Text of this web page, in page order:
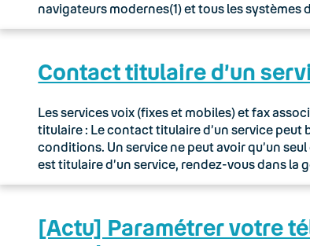
navigateurs modernes(1) et tous les
Contact titulaire d’un
Les services voix (fixes et mobiles) et fax
titulaire : Le contact titulaire d’un service
conditions. Un service ne peut avoir qu’un
est titulaire d’un service, rendez-vous dans la
[Actu] Paramétrer votre